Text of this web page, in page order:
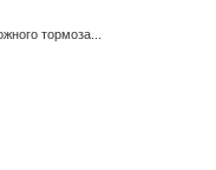
тормоза...